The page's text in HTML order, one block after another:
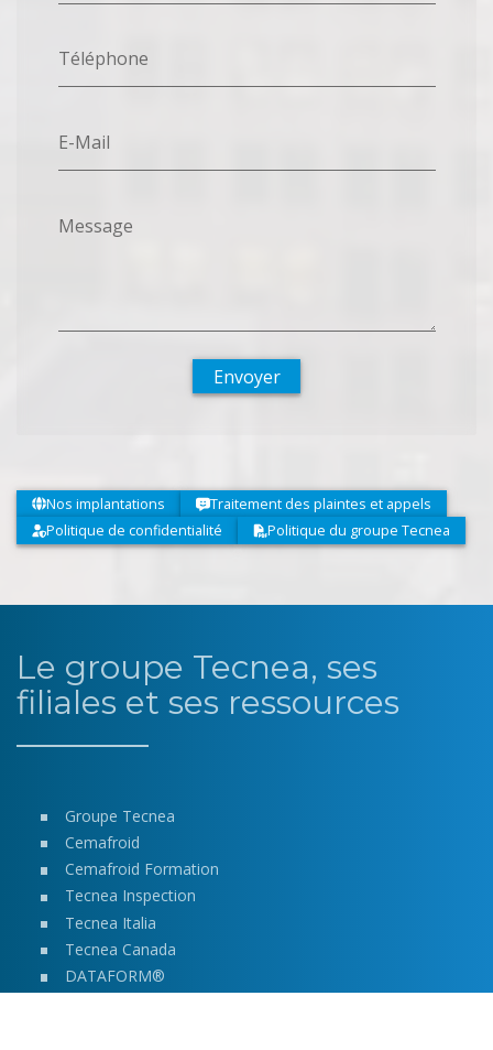
Téléphone
E-Mail
Message
Envoyer
Nos implantations
Traitement des plaintes et appels
Politique de confidentialité
Politique du groupe Tecnea
Le groupe Tecnea, ses
filiales et ses ressources
Groupe Tecnea
Cemafroid
Cemafroid Formation
Tecnea Inspection
Tecnea Italia
Tecnea Canada
DATAFORM®